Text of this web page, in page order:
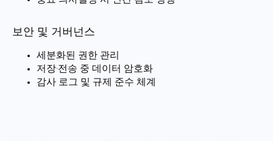
보안 및 거버넌스
세분화된 권한 관리
저장·전송 중 데이터 암호화
감사 로그 및 규제 준수 체계